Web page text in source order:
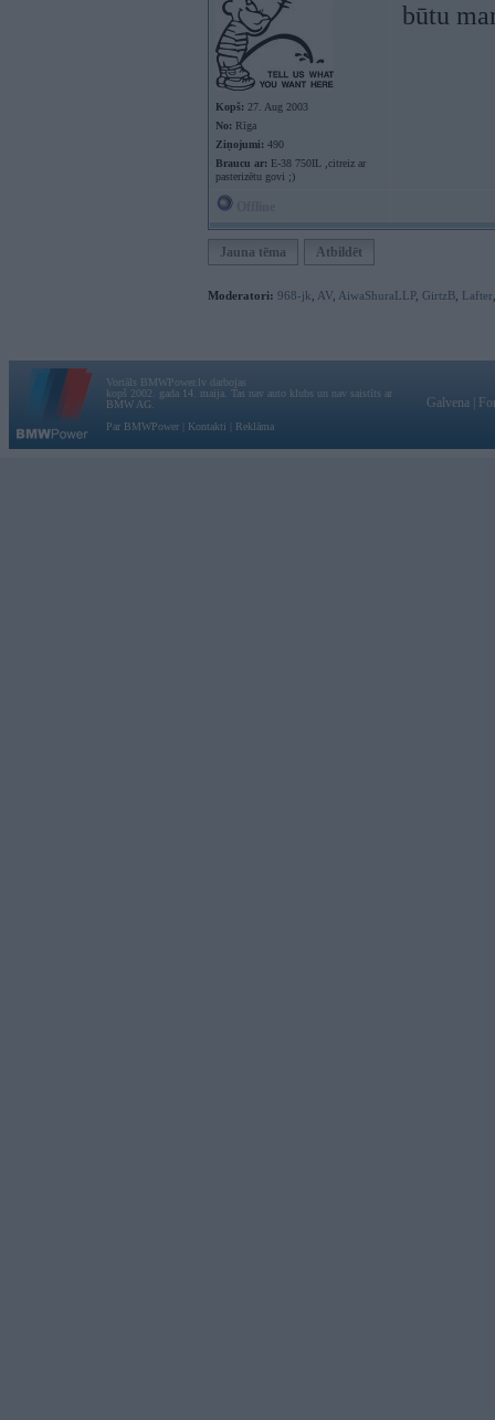
Kopš: 27. Aug 2003
No: Rīga
Ziņojumi: 490
Braucu ar: E-38 750IL ,citreiz ar
pasterizētu govi ;)
būtu
Jauna tēma Atbildēt
Moderatori: 968-jk AV AiwaShuraLLP, GirtzB Lafter
Vortāls BMWPower.lv darbojas
kopš 2002. gada 14. maija. Tas nav auto klubs un nav saistīts ar
BMW AG.
Par BMWPower
Kontakti Reklāma
Galvena